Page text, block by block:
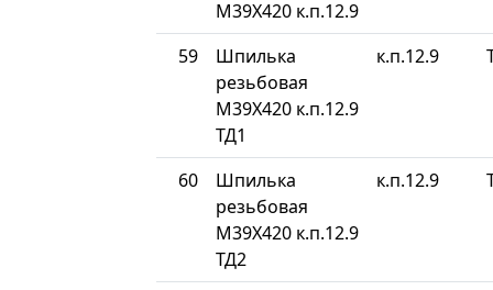
М39Х420 к.п.12.9
59
Шпилька
резьбовая
М39Х420 к.п.12.9
ТД1
к.п.12.9
60
Шпилька
резьбовая
М39Х420 к.п.12.9
ТД2
к.п.12.9